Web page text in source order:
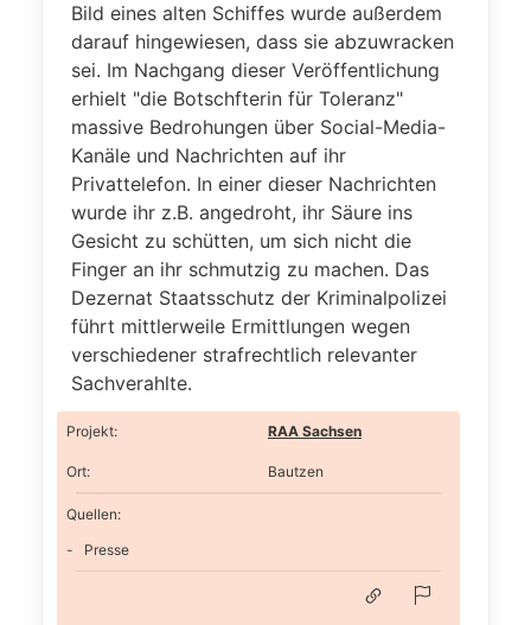
Bild eines alten Schiffes wurde außerdem
darauf hingewiesen, dass sie abzuwracken
sei. Im Nachgang dieser Veröffentlichung
erhielt "die Botschfterin für Toleranz"
massive Bedrohungen über Social-Media-
Kanäle und Nachrichten auf ihr
Privattelefon. In einer dieser Nachrichten
wurde ihr z.B. angedroht, ihr Säure ins
Gesicht zu schütten, um sich nicht die
Finger an ihr schmutzig zu machen. Das
Dezernat Staatsschutz der Kriminalpolizei
führt mittlerweile Ermittlungen wegen
verschiedener strafrechtlich relevanter
Sachverahlte.
Projekt: RAA Sachsen
Ort: Bautzen
Quellen:
Presse